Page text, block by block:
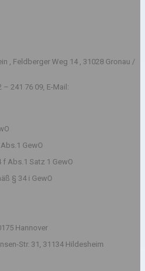
, Feldberger Weg 14 , 31028 Gronau /
– 241 76 09, E-Mail:
GewO
Abs.1 Satz 1 GewO
§ 34 i GewO
Hannover
Str. 31, 31134 Hildesheim